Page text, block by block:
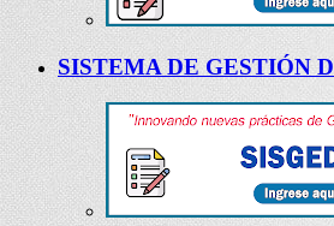
SISTEMA DE GESTIÓN